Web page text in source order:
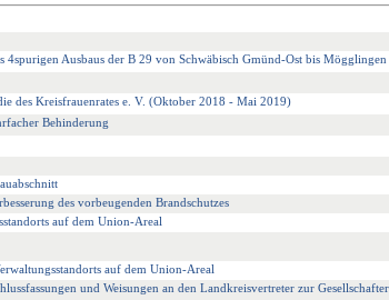
4spurigen Ausbaus der B 29 von Schwäbisch Gmünd-Ost bis Mögglingen
des Kreisfrauenrates e. V. (Oktober 2018 - Mai 2019)
Behinderung
des vorbeugenden Brandschutzes
auf dem Union-Areal
auf dem Union-Areal
und Weisungen an den Landkreisvertreter zur